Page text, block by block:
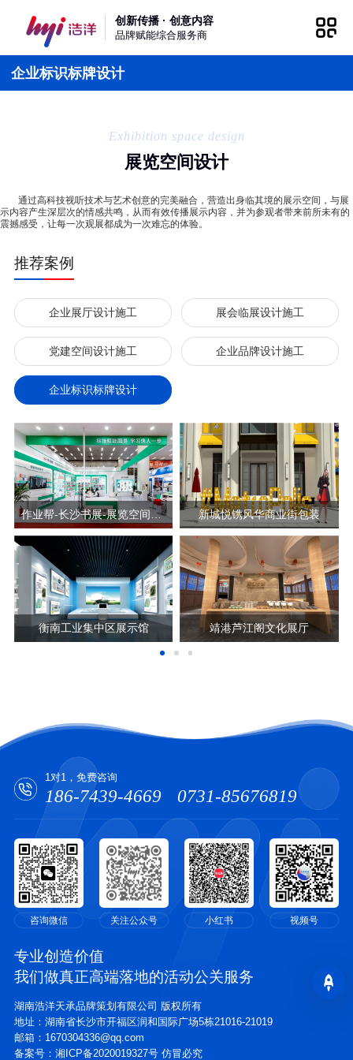
创新传播 · 创意内容
品牌赋能综合服务商
企业标识标牌设计
Exhibition space design
展览空间设计
通过高科技视听技术与艺术创意的完美融合，营造出身临其境的展示空间，与展
示内容产生深层次的情感共鸣，从而有效传播展示内容，并为参观者带来前所未有的
震撼感受，让每一次观展都成为一次难忘的体验。
推荐案例
企业展厅设计施工 展会临展设计施工
党建空间设计施工 企业品牌设计施工
企业标识标牌设计
作业帮-长沙书展-展览空间设计 新城悦镌风华商业街包装
衡南工业集中区展示馆 靖港芦江阁文化展厅
“灵动觉醒，稳控争锋”EGOZARU端午活动 中联重科上海宝马展展台运营
筑博会展厅搭建活动
中车党建包装 中车主题党日暨七一表彰大会
株洲中车党建展厅 田心山庄小区党群服务站建设
珠江·长沙好世界项目标识设计施工图 湘东区人民医院方案
武功山导视标牌形象设计
珠江·长沙好世界项目标识设计 公元玖里 标识标牌设计
1对1，免费咨询
186-7439-4669 0731-85676819
咨询微信 关注公众号 小红书 视频号
专业创造价值
我们做真正高端落地的活动公关服务
湖南浩洋天承品牌策划有限公司 版权所有
地址：湖南省长沙市开福区润和国际广场5栋21016-21019
邮箱：1670304336@qq.com
备案号： 湘ICP备2020019327号 仿冒必究